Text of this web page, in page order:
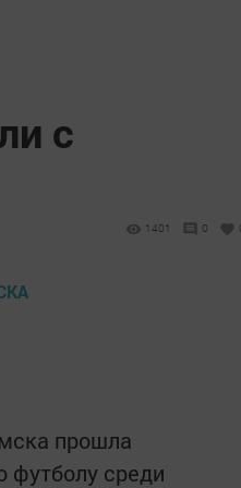
с
1401 0
прошла
футболу среди